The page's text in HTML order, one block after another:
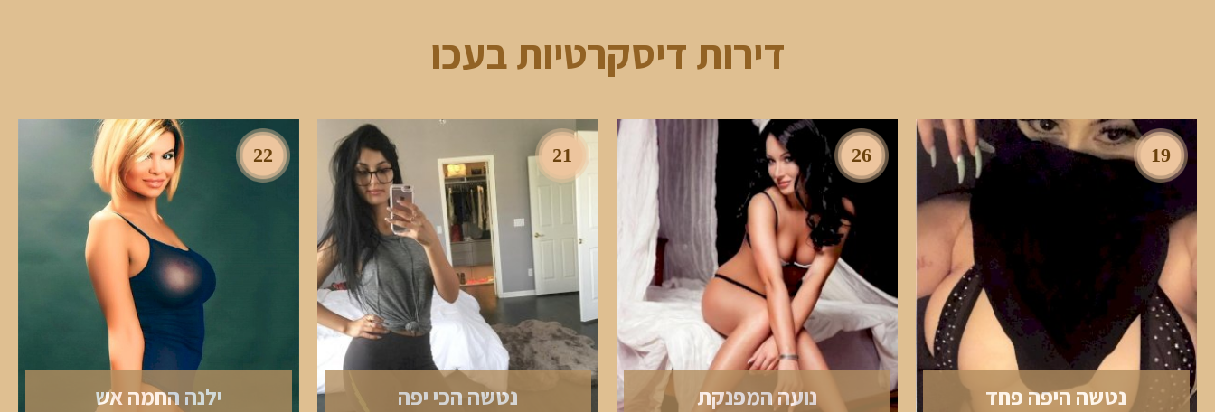
דירות דיסקרטיות בעכו
19
נטשה היפה פחד
26
נועה המפנקת
21
נטשה הכי יפה
22
ילנה החמה אש